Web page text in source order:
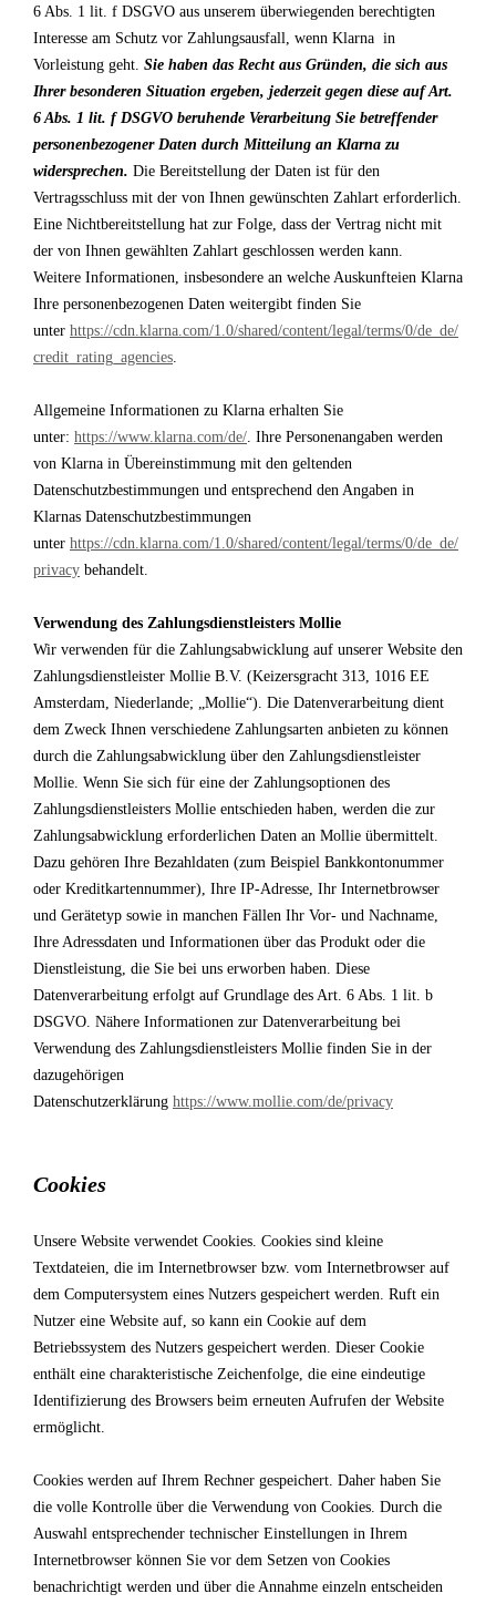
6 Abs. 1 lit. f DSGVO aus unserem überwiegenden berechtigten
Interesse am Schutz vor Zahlungsausfall, wenn Klarna in
Vorleistung geht. Sie haben das Recht aus Gründen, die sich aus
Ihrer besonderen Situation ergeben, jederzeit gegen diese auf Art.
6 Abs. 1 lit. f DSGVO beruhende Verarbeitung Sie betreffender
personenbezogener Daten durch Mitteilung an Klarna zu
widersprechen. Die Bereitstellung der Daten ist für den
Vertragsschluss mit der von Ihnen gewünschten Zahlart erforderlich.
Eine Nichtbereitstellung hat zur Folge, dass der Vertrag nicht mit
der von Ihnen gewählten Zahlart geschlossen werden kann.
Weitere Informationen, insbesondere an welche Auskunfteien Klarna
Ihre personenbezogenen Daten weitergibt finden Sie
unter https://cdn.klarna.com/1.0/shared/content/legal/terms/0/de_de/
credit_rating_agencies.
Allgemeine Informationen zu Klarna erhalten Sie
unter: https://www.klarna.com/de/. Ihre Personenangaben werden
von Klarna in Übereinstimmung mit den geltenden
Datenschutzbestimmungen und entsprechend den Angaben in
Klarnas Datenschutzbestimmungen
unter https://cdn.klarna.com/1.0/shared/content/legal/terms/0/de_de/
privacy behandelt.
Verwendung des Zahlungsdienstleisters Mollie
Wir verwenden für die Zahlungsabwicklung auf unserer Website den
Zahlungsdienstleister Mollie B.V. (Keizersgracht 313, 1016 EE
Amsterdam, Niederlande; „Mollie“). Die Datenverarbeitung dient
dem Zweck Ihnen verschiedene Zahlungsarten anbieten zu können
durch die Zahlungsabwicklung über den Zahlungsdienstleister
Mollie. Wenn Sie sich für eine der Zahlungsoptionen des
Zahlungsdienstleisters Mollie entschieden haben, werden die zur
Zahlungsabwicklung erforderlichen Daten an Mollie übermittelt.
Dazu gehören Ihre Bezahldaten (zum Beispiel Bankkontonummer
oder Kreditkartennummer), Ihre IP-Adresse, Ihr Internetbrowser
und Gerätetyp sowie in manchen Fällen Ihr Vor- und Nachname,
Ihre Adressdaten und Informationen über das Produkt oder die
Dienstleistung, die Sie bei uns erworben haben. Diese
Datenverarbeitung erfolgt auf Grundlage des Art. 6 Abs. 1 lit. b
DSGVO. Nähere Informationen zur Datenverarbeitung bei
Verwendung des Zahlungsdienstleisters Mollie finden Sie in der
dazugehörigen
Datenschutzerklärung https://www.mollie.com/de/privacy
Cookies
Unsere Website verwendet Cookies. Cookies sind kleine
Textdateien, die im Internetbrowser bzw. vom Internetbrowser auf
dem Computersystem eines Nutzers gespeichert werden. Ruft ein
Nutzer eine Website auf, so kann ein Cookie auf dem
Betriebssystem des Nutzers gespeichert werden. Dieser Cookie
enthält eine charakteristische Zeichenfolge, die eine eindeutige
Identifizierung des Browsers beim erneuten Aufrufen der Website
ermöglicht.
Cookies werden auf Ihrem Rechner gespeichert. Daher haben Sie
die volle Kontrolle über die Verwendung von Cookies. Durch die
Auswahl entsprechender technischer Einstellungen in Ihrem
Internetbrowser können Sie vor dem Setzen von Cookies
benachrichtigt werden und über die Annahme einzeln entscheiden